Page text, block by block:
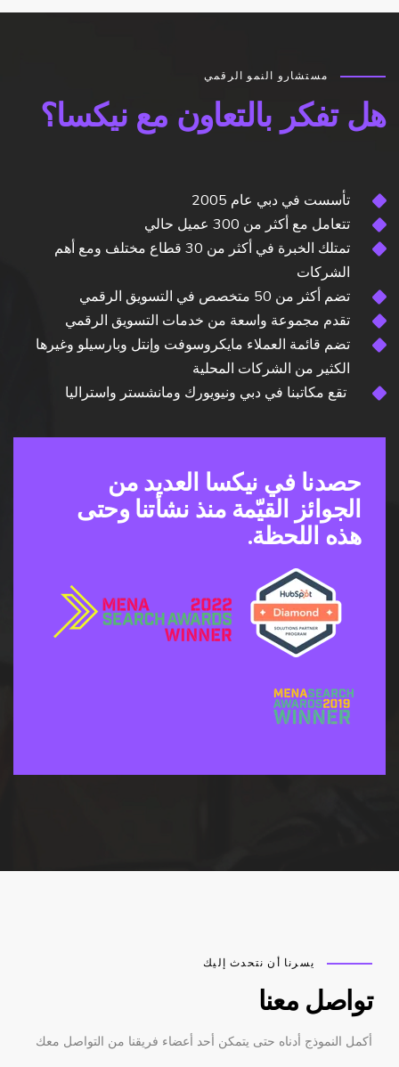
مستشارو النمو الرقمي
بالتعاون مع نيكسا؟
تأسست في دبي عام 2005
تتعامل مع أكثر من 300 عميل حالي
تمتلك الخبرة في أكثر من 30 قطاع مختلف ومع أهم
الشركات
تضم أكثر من 50 متخصص في التسويق الرقمي
تقدم مجموعة واسعة من خدمات التسويق الرقمي
تضم قائمة العملاء مايكروسوفت وإنتل وبارسيلو وغيرها
الكثير من الشركات المحلية
تقع مكاتبنا في دبي ونيويورك ومانشستر واستراليا
في نيكسا العديد من
القيّمة منذ نشأتنا وحتى
اللحظة.
يسرنا أن نتحدث إليك
معنا
النموذج أدناه حتى يتمكن أحد أعضاء فريقنا من التواصل معك